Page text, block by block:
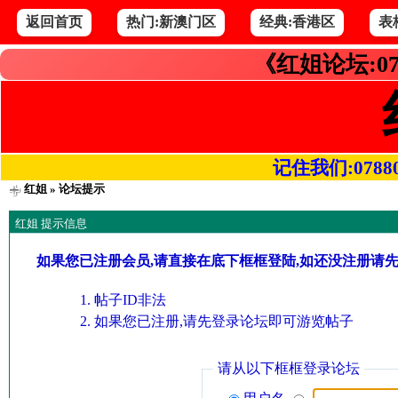
返回首页 热门:新澳门区 经典:香港区 表
《红姐论坛
记住我们
红姐» 论坛提示
红姐 提示信息
如果您已注册会员,请直接在底下框框登陆,如还没注册请
帖子ID非法
如果您已注册,请先登录论坛即可游览帖子
请从以下框框登录论坛